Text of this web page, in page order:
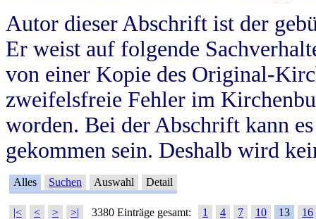
Autor dieser Abschrift ist der
Er weist auf folgende
von einer Kopie des Original-
zweifelsfreie Fehler im
worden. Bei der Abschrift kann
gekommen sein. Deshalb wird
Alles Suchen Auswahl Detail
|< < > >| 3380 Einträge gesamt: 1 4 7 10 13
16